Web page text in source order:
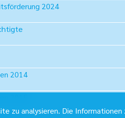
2024
2014
zu analysieren. Die Informationen